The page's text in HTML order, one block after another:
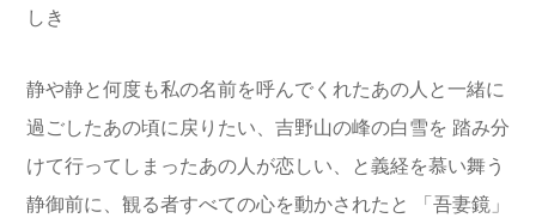
しき
静や静と何度も私の名前を呼んでくれたあの人と一緒に
過ごしたあの頃に戻りたい、吉野山の峰の白雪を 踏み分
けて行ってしまったあの人が恋しい、と義経を慕い舞う
静御前に、観る者すべての心を動かされたと
「吾妻鏡」